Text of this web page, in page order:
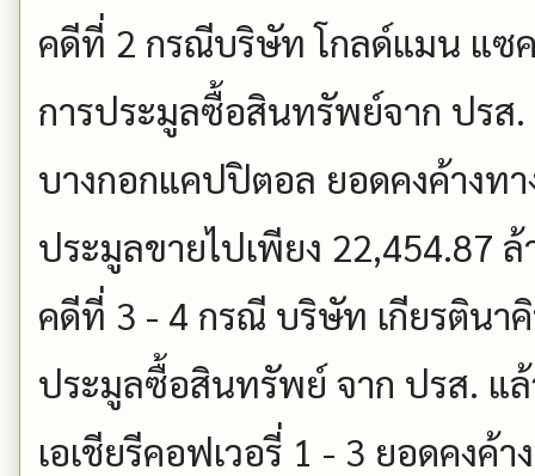
คดีที่ 2 กรณีบริษัท โกลด์แมน แซ
การประมูลซื้อสินทรัพย์จาก ปรส
บางกอกแคปปิตอล ยอดคงค้างท
ประมูลขายไปเพียง 22,454.87
คดีที่ 3 - 4 กรณี บริษัท เกียรตินา
ประมูลซื้อสินทรัพย์ จาก ปรส. แ
เอเชียรีคอฟเวอรี่ 1 - 3 ยอดคง